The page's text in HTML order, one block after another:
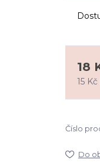
18
15 Kč
Číslo
Do